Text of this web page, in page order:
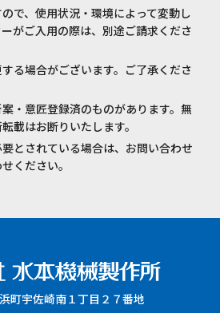
で、使用状況・環境によって変動し
がご入用の際は、別途ご請求くださ
る場合がございます。ご了承くださ
・意匠登録済のものがあります。無
載はお断りいたします。
とされている場合は、お問い合わせ
ください。
町宇佐崎南１丁目２７番地